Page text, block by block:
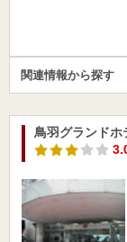
関連情報から探す
鳥羽グランドホ